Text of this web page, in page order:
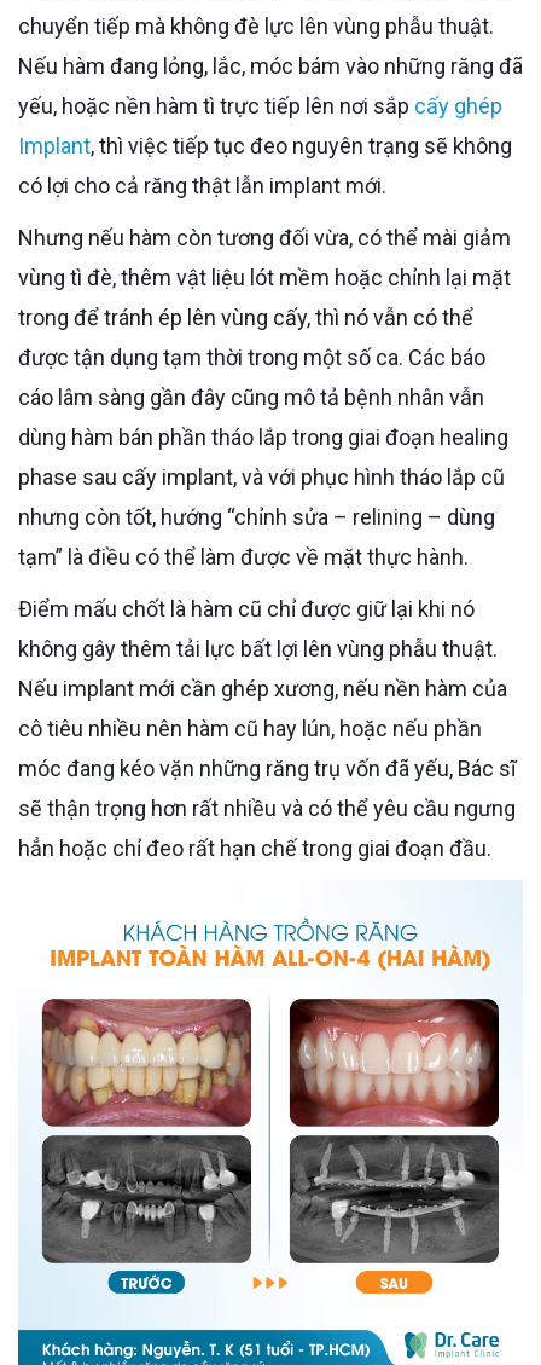
chuyển tiếp mà không đè lực lên vùng phẫu thuật.
Nếu hàm đang lỏng, lắc, móc bám vào những răng đã
yếu, hoặc nền hàm tì trực tiếp lên nơi sắp cấy ghép
Implant, thì việc tiếp tục đeo nguyên trạng sẽ không
có lợi cho cả răng thật lẫn implant mới.
Nhưng nếu hàm còn tương đối vừa, có thể mài giảm
vùng tì đè, thêm vật liệu lót mềm hoặc chỉnh lại mặt
trong để tránh ép lên vùng cấy, thì nó vẫn có thể
được tận dụng tạm thời trong một số ca. Các báo
cáo lâm sàng gần đây cũng mô tả bệnh nhân vẫn
dùng hàm bán phần tháo lắp trong giai đoạn healing
phase sau cấy implant, và với phục hình tháo lắp cũ
nhưng còn tốt, hướng “chỉnh sửa – relining – dùng
tạm” là điều có thể làm được về mặt thực hành.
Điểm mấu chốt là hàm cũ chỉ được giữ lại khi nó
không gây thêm tải lực bất lợi lên vùng phẫu thuật.
Nếu implant mới cần ghép xương, nếu nền hàm của
cô tiêu nhiều nên hàm cũ hay lún, hoặc nếu phần
móc đang kéo vặn những răng trụ vốn đã yếu, Bác sĩ
sẽ thận trọng hơn rất nhiều và có thể yêu cầu ngưng
hẳn hoặc chỉ đeo rất hạn chế trong giai đoạn đầu.